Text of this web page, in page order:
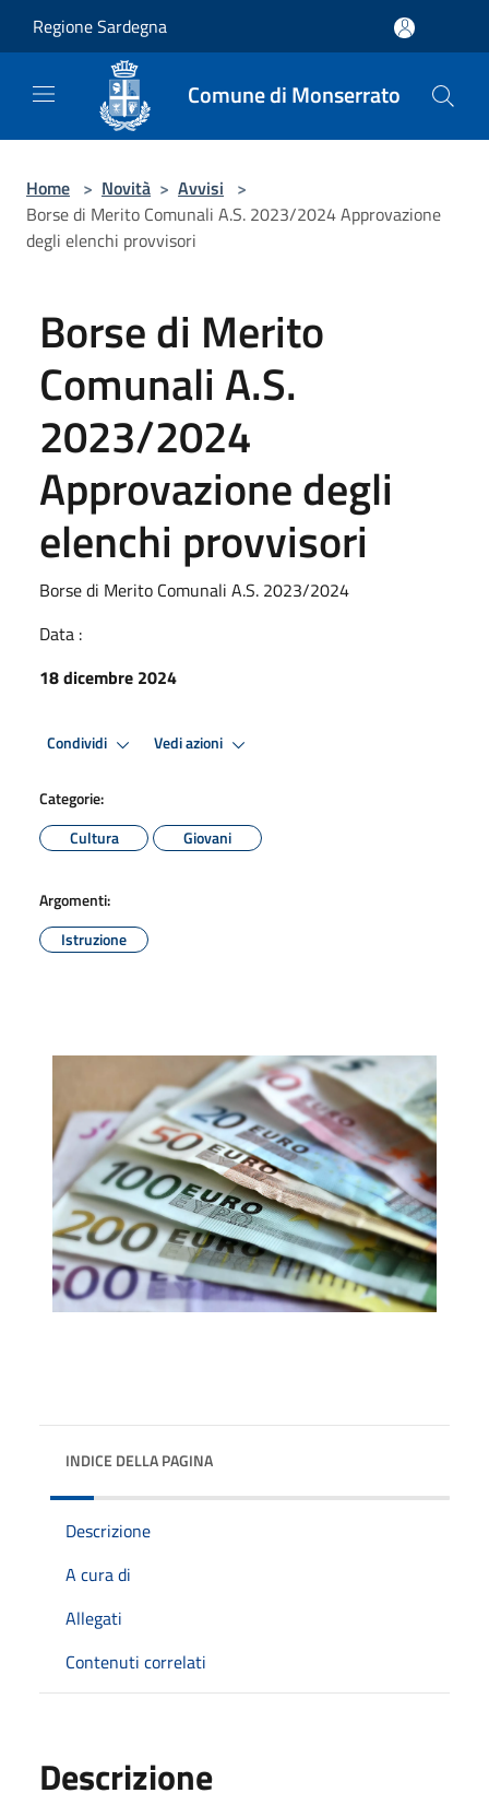
Regione Sardegna
Comune di Monserrato
Home > Novità > Avvisi >
Borse di Merito Comunali A.S. 2023/2024 Approvazione
degli elenchi provvisori
Borse di Merito
Comunali A.S.
2023/2024
Approvazione degli
elenchi provvisori
Borse di Merito Comunali A.S. 2023/2024
Data :
18 dicembre 2024
Condividi Vedi azioni
Categorie:
Cultura
Giovani
Argomenti:
Istruzione
INDICE DELLA PAGINA
Descrizione
A cura di
Allegati
Contenuti correlati
Descrizione